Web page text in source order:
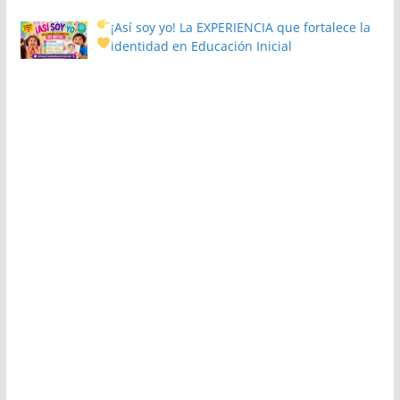
¡Así soy yo! La EXPERIENCIA que fortalece la
identidad en Educación Inicial